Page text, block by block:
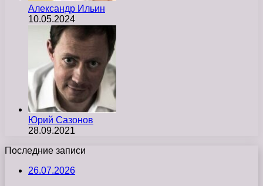
Александр Ильин
10.05.2024
Юрий Сазонов
28.09.2021
Последние записи
26.07.2026